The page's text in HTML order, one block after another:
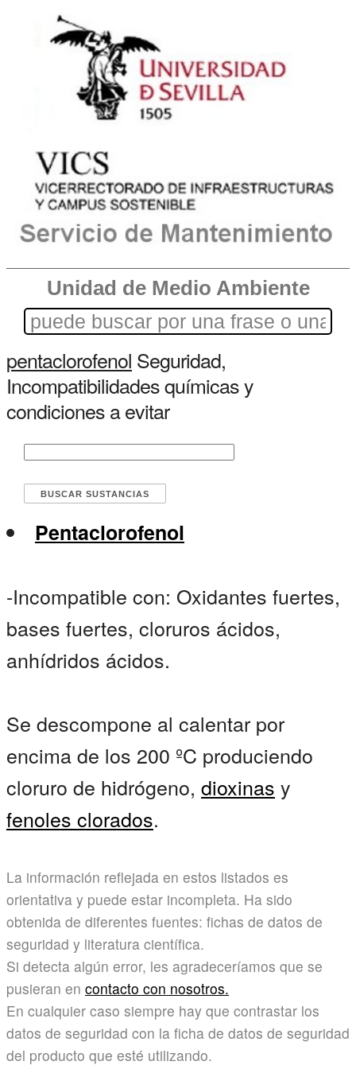
Unidad de Medio Ambiente
pentaclorofenol Seguridad,
Incompatibilidades químicas y
condiciones a evitar
Pentaclorofenol
-Incompatible con: Oxidantes fuertes,
bases fuertes, cloruros ácidos,
anhídridos ácidos.
Se descompone al calentar por
encima de los 200 ºC produciendo
cloruro de hidrógeno, dioxinas y
fenoles clorados.
La información reflejada en estos listados es
orientativa y puede estar incompleta. Ha sido
obtenida de diferentes fuentes: fichas de datos de
seguridad y literatura científica.
Si detecta algún error, les agradeceríamos que se
pusieran en contacto con nosotros.
En cualquier caso siempre hay que contrastar los
datos de seguridad con la ficha de datos de seguridad
del producto que esté utilizando.